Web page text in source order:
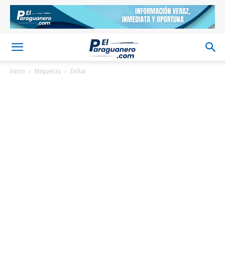
Inicio Etiquetas Dólar